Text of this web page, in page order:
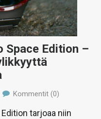
Space Edition –
Kommentit (0)
tarjoaa niin